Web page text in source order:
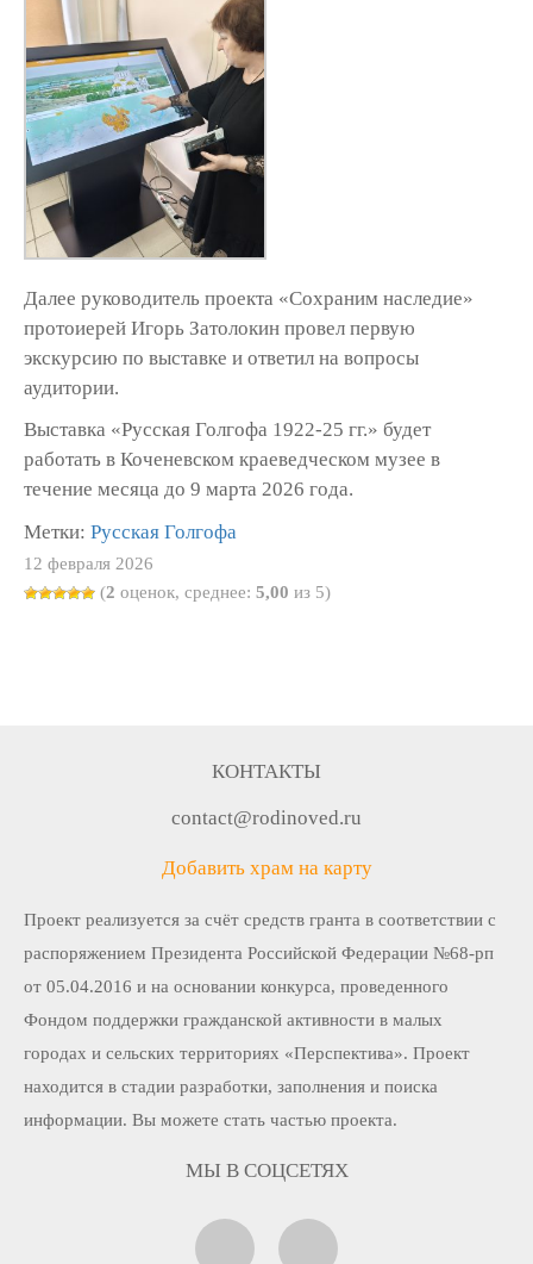
Далее руководитель проекта «Сохраним наследие»
протоиерей Игорь Затолокин провел первую
экскурсию по выставке и ответил на вопросы
аудитории.
Выставка «Русская Голгофа 1922-25 гг.» будет
работать в Коченевском краеведческом музее в
течение месяца до 9 марта 2026 года.
Метки: Русская Голгофа
12 февраля 2026
(2 оценок, среднее: 5,00 из 5)
КОНТАКТЫ
contact@rodinoved.ru
Добавить храм на карту
Проект реализуется за счёт средств гранта в соответствии c
распоряжением Президента Российской Федерации №68-рп
от 05.04.2016 и на основании конкурса, проведенного
Фондом поддержки гражданской активности в малых
городах и сельских территориях «Перспектива». Проект
находится в стадии разработки, заполнения и поиска
информации. Вы можете стать частью проекта.
МЫ В СОЦСЕТЯХ